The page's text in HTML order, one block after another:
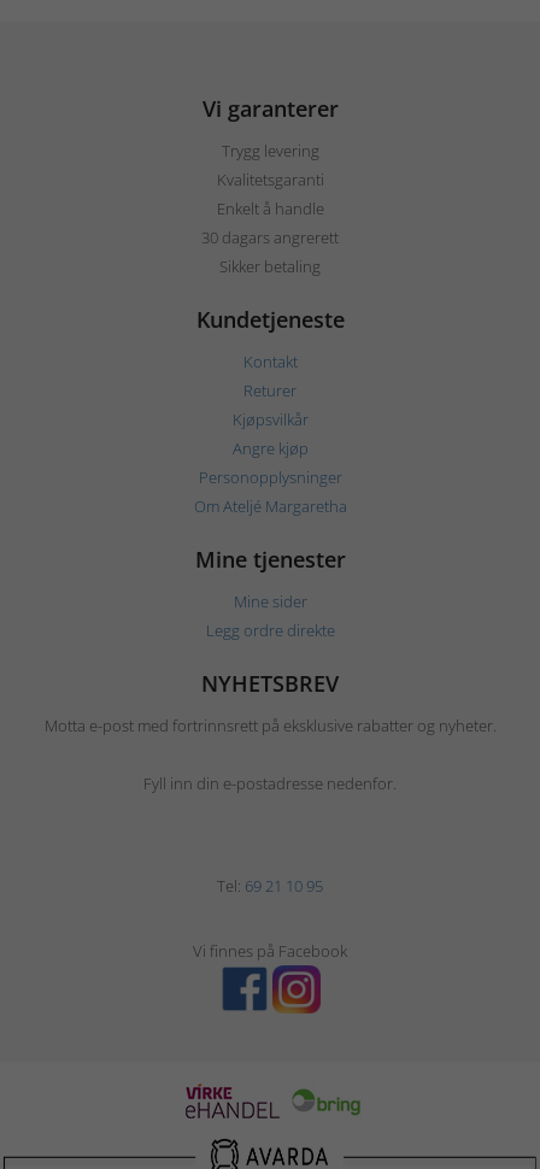
Vi garanterer
Trygg levering
Kvalitetsgaranti
Enkelt å handle
30 dagars angrerett
Sikker betaling
Kundetjeneste
Kontakt
Returer
Kjøpsvilkår
Angre kjøp
Personopplysninger
Om Ateljé Margaretha
Mine tjenester
Mine sider
Legg ordre direkte
NYHETSBREV
Motta e-post med fortrinnsrett på eksklusive rabatter og nyheter.
Fyll inn din e-postadresse nedenfor.
Tel: 69 21 10 95
Vi finnes på Facebook